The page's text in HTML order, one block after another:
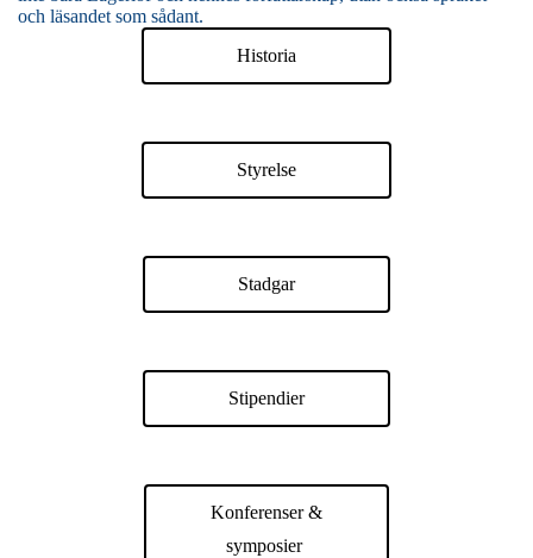
och läsandet som sådant.
Historia
Styrelse
Stadgar
Stipendier
Konferenser &
symposier